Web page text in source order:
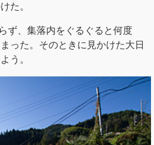
た。
ず、集落内をぐるぐると何度
った。そのときに見かけた大日
う。